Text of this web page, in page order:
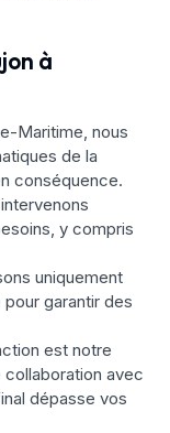
à
Maritime, nous
de la
conséquence.
y compris
uniquement
garantir des
est notre
avec
dépasse vos